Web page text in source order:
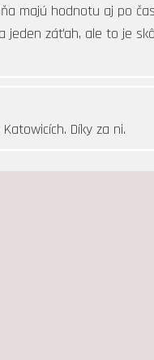
majú hodnotu aj po
záťah, ale to je
Díky za ni.